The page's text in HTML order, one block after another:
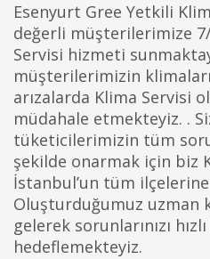
Esenyurt Gree Yetkili
değerli müşterilerimize
Servisi hizmeti
müşterilerimizin
arızalarda Klima Servisi
müdahale etmekteyiz. .
tüketicilerimizin tüm
şekilde onarmak için biz
İstanbul’un tüm
Oluşturduğumuz uzman
gelerek sorunlarınızı
hedeflemekteyiz.